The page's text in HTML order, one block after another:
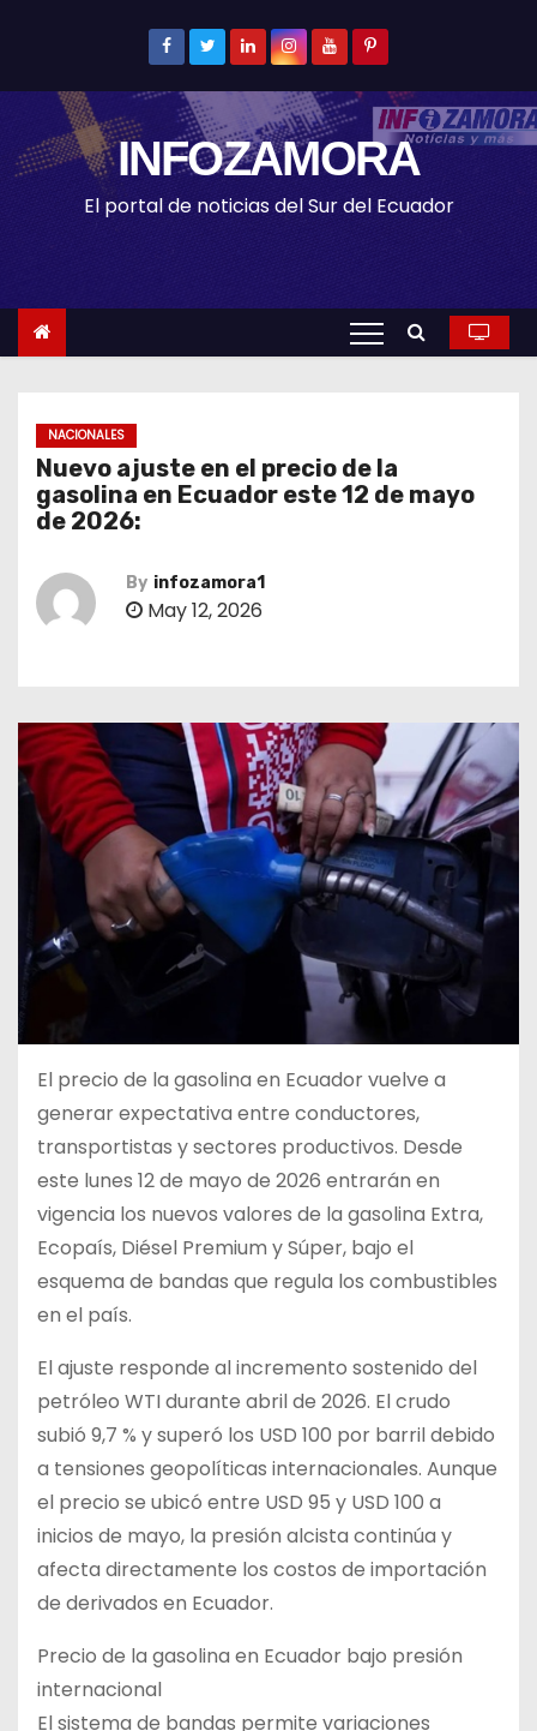
t
e
INFOZAMORA
El portal de noticias del Sur del Ecuador
NACIONALES
Nuevo ajuste en el precio de la
gasolina en Ecuador este 12 de mayo
de 2026:
By infozamora1
May 12, 2026
El precio de la gasolina en Ecuador vuelve a
generar expectativa entre conductores,
transportistas y sectores productivos. Desde
este lunes 12 de mayo de 2026 entrarán en
vigencia los nuevos valores de la gasolina Extra,
Ecopaís, Diésel Premium y Súper, bajo el
esquema de bandas que regula los combustibles
en el país.
El ajuste responde al incremento sostenido del
petróleo WTI durante abril de 2026. El crudo
subió 9,7 % y superó los USD 100 por barril debido
a tensiones geopolíticas internacionales. Aunque
el precio se ubicó entre USD 95 y USD 100 a
inicios de mayo, la presión alcista continúa y
afecta directamente los costos de importación
de derivados en Ecuador.
Precio de la gasolina en Ecuador bajo presión
internacional
El sistema de bandas permite variaciones